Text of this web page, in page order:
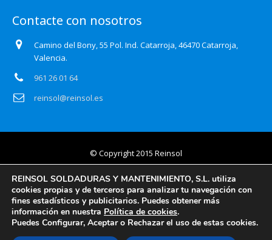
Contacte con nosotros
Camino del Bony, 55 Pol. Ind. Catarroja, 46470 Catarroja,
Valencia.
961 26 01 64
reinsol@reinsol.es
© Copyright 2015 Reinsol
Aviso legal
Política de privacidad
Certificado Auditoría Web
REINSOL SOLDADURAS Y MANTENIMIENTO, S.L. utiliza
cookies propias y de terceros para analizar tu navegación con
fines estadísticos y publicitarios. Puedes obtener más
información en nuestra Política de cookies.
Puedes Configurar, Aceptar o Rechazar el uso de estas cookies.